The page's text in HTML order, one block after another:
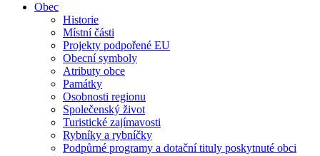
Obec
Historie
Místní části
Projekty podpořené EU
Obecní symboly
Atributy obce
Památky
Osobnosti regionu
Společenský život
Turistické zajímavosti
Rybníky a rybníčky
Podpůrné programy a dotační tituly poskytnuté obci